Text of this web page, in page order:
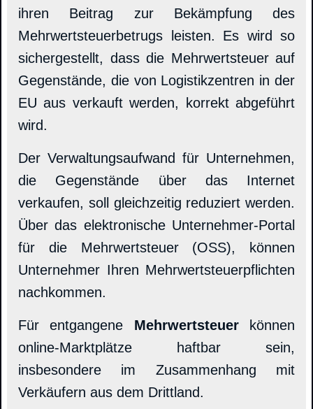
ihren Beitrag zur Bekämpfung des
Mehrwertsteuerbetrugs leisten. Es wird so
sichergestellt, dass die Mehrwertsteuer auf
Gegenstände, die von Logistikzentren in der
EU aus verkauft werden, korrekt abgeführt
wird.
Der Verwaltungsaufwand für Unternehmen,
die Gegenstände über das Internet
verkaufen, soll gleichzeitig reduziert werden.
Über das elektronische Unternehmer-Portal
für die Mehrwertsteuer (OSS), können
Unternehmer Ihren Mehrwertsteuerpflichten
nachkommen.
Für entgangene Mehrwertsteuerkönnen
online-Marktplätze haftbar sein,
insbesondere im Zusammenhang mit
Verkäufern aus dem Drittland.